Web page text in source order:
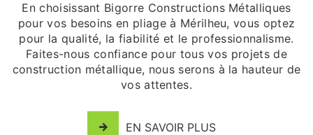
En choisissant Bigorre Constructions Métalliques
pour vos besoins en pliage à Mérilheu, vous optez
pour la qualité, la fiabilité et le professionnalisme.
Faites-nous confiance pour tous vos projets de
construction métallique, nous serons à la hauteur de
vos attentes.
EN SAVOIR PLUS